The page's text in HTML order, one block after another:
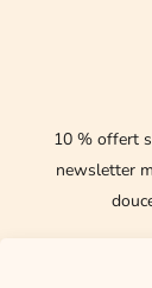
10 % offert
newsletter